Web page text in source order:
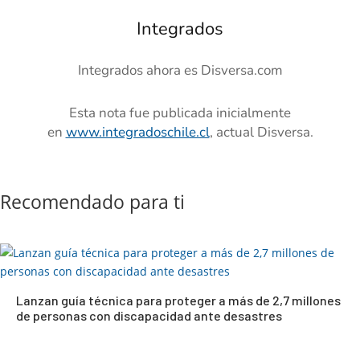
Integrados
Integrados ahora es Disversa.com
Esta nota fue publicada inicialmente
en www.integradoschile.cl, actual Disversa.
Recomendado para ti
Lanzan guía técnica para proteger a más de 2,7 millones
de personas con discapacidad ante desastres